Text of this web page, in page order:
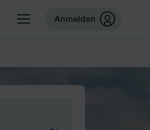
Anmelden